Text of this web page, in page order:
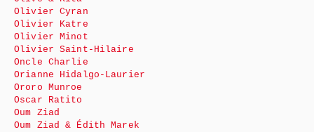
Olivier Cyran
Olivier Katre
Olivier Minot
Olivier Saint-Hilaire
Oncle Charlie
Orianne Hidalgo-Laurier
Ororo Munroe
Oscar Ratito
Oum Ziad
Oum Ziad & Édith Marek